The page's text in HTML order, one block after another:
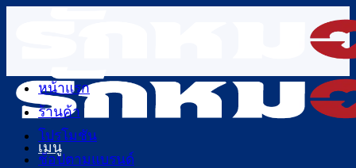
เนื้อหา
เมนู
หน้าแรก
ร้านค้า
โปรโมชัน
ช้อปตามแบรนด์